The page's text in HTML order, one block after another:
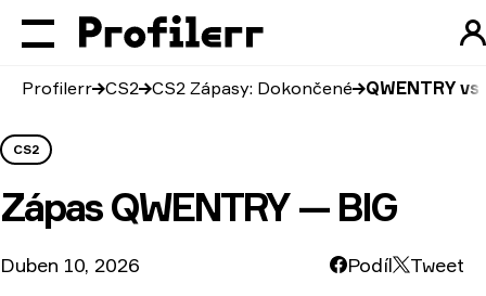
Profilerr CS2 CS2 Zápasy: Dokončené QWENTRY vs
CS2
Zápas QWENTRY — BIG
Duben 10, 2026 Podíl Tweet